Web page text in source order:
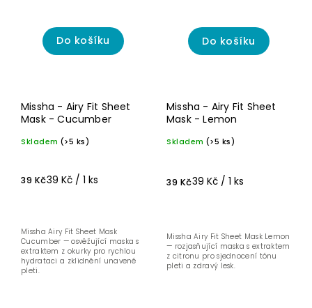
Do košíku Do košíku
Missha - Airy Fit Sheet
Mask - Cucumber
Skladem (>5 ks)
39 Kč39 Kč / 1 ks
Missha Airy Fit Sheet Mask
Cucumber — osvěžující maska s
extraktem z okurky pro rychlou
hydrataci a zklidnění unavené
pleti.
Missha - Airy Fit Sheet
Mask - Lemon
Skladem (>5 ks)
39 Kč39 Kč / 1 ks
Missha Airy Fit Sheet Mask Lemon
— rozjasňující maska s extraktem
z citronu pro sjednocení tónu
pleti a zdravý lesk.